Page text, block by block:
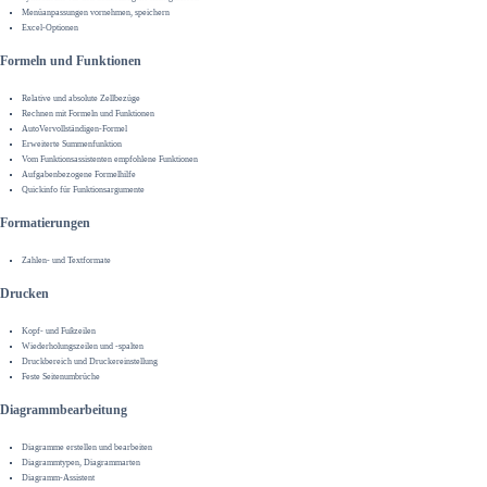
Menüanpassungen vornehmen, speichern
Excel-Optionen
Formeln und Funktionen
Relative und absolute Zellbezüge
Rechnen mit Formeln und Funktionen
AutoVervollständigen-Formel
Erweiterte Summenfunktion
Vom Funktionsassistenten empfohlene Funktionen
Aufgabenbezogene Formelhilfe
Quickinfo für Funktionsargumente
Formatierungen
Zahlen- und Textformate
Drucken
Kopf- und Fußzeilen
Wiederholungszeilen und -spalten
Druckbereich und Druckereinstellung
Feste Seitenumbrüche
Diagrammbearbeitung
Diagramme erstellen und bearbeiten
Diagrammtypen, Diagrammarten
Diagramm-Assistent